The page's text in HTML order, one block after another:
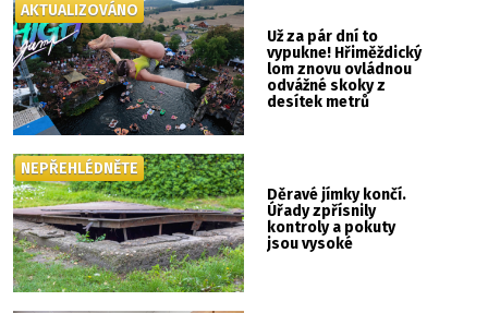
Už za pár dní to
vypukne! Hřiměždický
lom znovu ovládnou
odvážné skoky z
desítek metrů
AKTUALIZOVÁNO
Děravé jímky končí.
Úřady zpřísnily
kontroly a pokuty
jsou vysoké
NEPŘEHLÉDNĚTE